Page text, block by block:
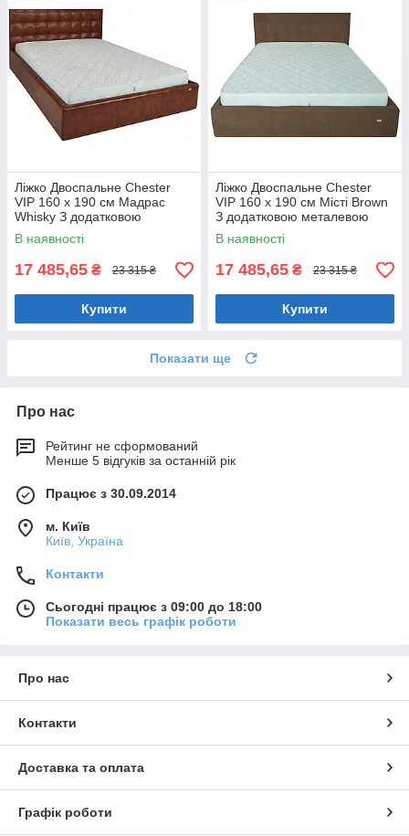
Ліжко Двоспальне Chester
VIP 160 х 190 см Мадрас
Whisky З додатковою
металевою цільнозварною
рамою Коричневий
В наявності
17 485,65 ₴ 23 315 ₴
Купити
Ліжко Двоспальне Chester
VIP 160 х 190 см Місті Brown
З додатковою металевою
цільнозварною рамою
Коричневий
В наявності
17 485,65 ₴ 23 315 ₴
Купити
Показати ще
Про нас
Рейтинг не сформований
Менше 5 відгуків за останній рік
Працює з 30.09.2014
м. Київ
Київ, Україна
Контакти
Сьогодні працює з 09:00 до 18:00
Показати весь графік роботи
Про нас
Контакти
Доставка та оплата
Графік роботи